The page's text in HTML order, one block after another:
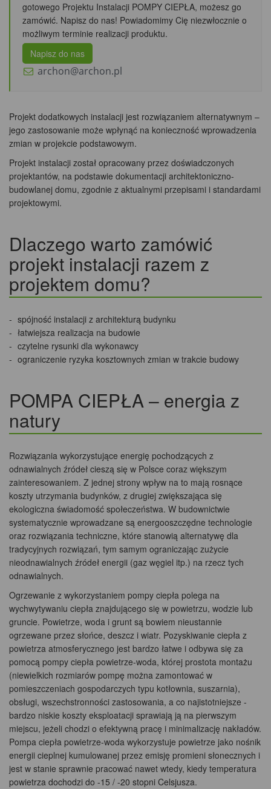
gotowego Projektu Instalacji POMPY CIEPŁA, możesz go
zamówić. Napisz do nas! Powiadomimy Cię niezwłocznie o
możliwym terminie realizacji produktu.
Napisz do nas
archon@archon.pl
Projekt dodatkowych instalacji jest rozwiązaniem alternatywnym –
jego zastosowanie może wpłynąć na konieczność wprowadzenia
zmian w projekcie podstawowym.
Projekt instalacji został opracowany przez doświadczonych
projektantów, na podstawie dokumentacji architektoniczno-
budowlanej domu, zgodnie z aktualnymi przepisami i standardami
projektowymi.
Dlaczego warto zamówić
projekt instalacji razem z
projektem domu?
spójność instalacji z architekturą budynku
łatwiejsza realizacja na budowie
czytelne rysunki dla wykonawcy
ograniczenie ryzyka kosztownych zmian w trakcie budowy
POMPA CIEPŁA – energia z
natury
Rozwiązania wykorzystujące energię pochodzących z
odnawialnych źródeł cieszą się w Polsce coraz większym
zainteresowaniem. Z jednej strony wpływ na to mają rosnące
koszty utrzymania budynków, z drugiej zwiększająca się
ekologiczna świadomość społeczeństwa. W budownictwie
systematycznie wprowadzane są energooszczędne technologie
oraz rozwiązania techniczne, które stanowią alternatywę dla
tradycyjnych rozwiązań, tym samym ograniczając zużycie
nieodnawialnych źródeł energii (gaz węgiel itp.) na rzecz tych
odnawialnych.
Ogrzewanie z wykorzystaniem pompy ciepła polega na
wychwytywaniu ciepła znajdującego się w powietrzu, wodzie lub
gruncie. Powietrze, woda i grunt są bowiem nieustannie
ogrzewane przez słońce, deszcz i wiatr. Pozyskiwanie ciepła z
powietrza atmosferycznego jest bardzo łatwe i odbywa się za
pomocą pompy ciepła powietrze-woda, której prostota montażu
(niewielkich rozmiarów pompę można zamontować w
pomieszczeniach gospodarczych typu kotłownia, suszarnia),
obsługi, wszechstronności zastosowania, a co najistotniejsze -
bardzo niskie koszty eksploatacji sprawiają ją na pierwszym
miejscu, jeżeli chodzi o efektywną pracę i minimalizację nakładów.
Pompa ciepła powietrze-woda wykorzystuje powietrze jako nośnik
energii cieplnej kumulowanej przez emisję promieni słonecznych i
jest w stanie sprawnie pracować nawet wtedy, kiedy temperatura
powietrza dochodzi do -15 / -20 stopni Celsjusza.